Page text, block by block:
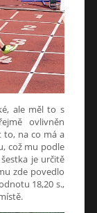
ale měl to s
ovlivněn
to, na co má a
což mu podle
je určitě
zde povedlo
18,20 s.,